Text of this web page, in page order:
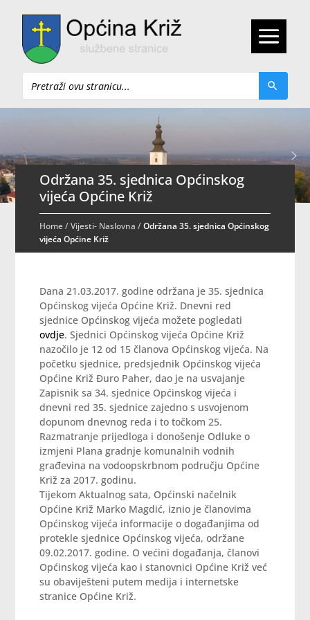
Pretraži
Održana 35. sjednica Općinskog
vijeća Općine Križ
Home/Vijesti- Naslovna /Održana 35. sjednica Općinskog
vijeća Općine Križ
Dana 21.03.2017. godine održana je 35. sjednica
Općinskog vijeća Općine Križ. Dnevni red
sjednice Općinskog vijeća možete pogledati
ovdje. Sjednici Općinskog vijeća Općine Križ
nazočilo je 12 od 15 članova Općinskog vijeća. Na
početku sjednice, predsjednik Općinskog vijeća
Općine Križ Đuro Paher, dao je na usvajanje
Zapisnik sa 34. sjednice Općinskog vijeća i
dnevni red 35. sjednice zajedno s usvojenom
dopunom dnevnog reda i to točkom 25.
Razmatranje prijedloga i donošenje Odluke o
izmjeni Plana gradnje komunalnih vodnih
građevina na vodoopskrbnom području Općine
Križ za 2017. godinu.
Tijekom Aktualnog sata, Općinski načelnik
Općine Križ Marko Magdić, iznio je članovima
Općinskog vijeća informacije o događanjima od
protekle sjednice Općinskog vijeća, održane
09.02.2017. godine. O većini događanja, članovi
Općinskog vijeća kao i stanovnici Općine Križ već
su obaviješteni putem medija i internetske
stranice Općine Križ.